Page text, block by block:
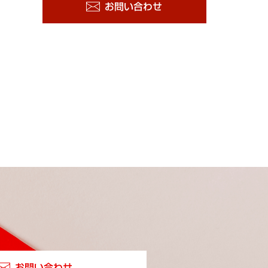
お問い合わせ